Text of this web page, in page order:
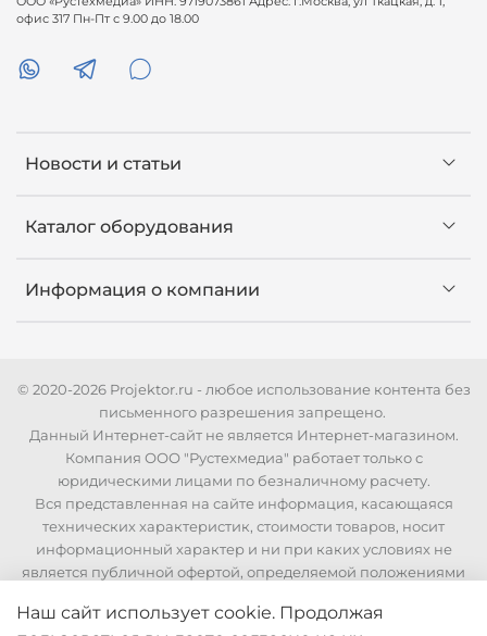
Новости и статьи
Каталог оборудования
Информация о компании
офис 317 Пн-Пт с 9.00 до 18.00
© 2020-2026 Projektor.ru - любое использование контента без
письменного разрешения запрещено.
Данный Интернет-сайт не является Интернет-магазином.
Компания ООО "Рустехмедиа" работает только с
юридическими лицами по безналичному расчету.
Вся представленная на сайте информация, касающаяся
технических характеристик, стоимости товаров, носит
информационный характер и ни при каких условиях не
является публичной офертой, определяемой положениями
стоимости и технических характеристик необходимо
Наш сайт использует cookie. Продолжая